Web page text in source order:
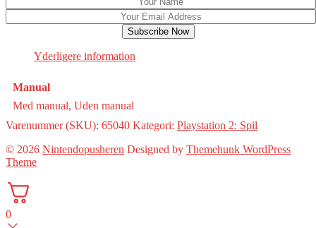
Subscribe Now
Yderligere information
Manual
Med manual, Uden manual
Varenummer (SKU): 65040 Kategori: Playstation 2: Spil
© 2026 Nintendopusheren Designed by Themehunk WordPress
Theme
0